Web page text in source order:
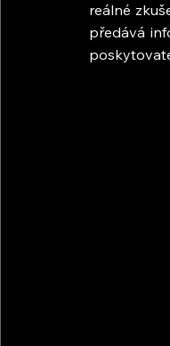
reálné
předává